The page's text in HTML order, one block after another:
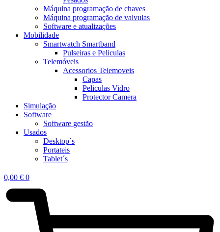
Máquina programação de chaves
Máquina programação de valvulas
Software e atualizações
Mobilidade
Smartwatch Smartband
Pulseiras e Peliculas
Telemóveis
Acessorios Telemoveis
Capas
Peliculas Vidro
Protector Camera
Simulação
Software
Software gestão
Usados
Desktop´s
Portateis
Tablet´s
0,00 € 0